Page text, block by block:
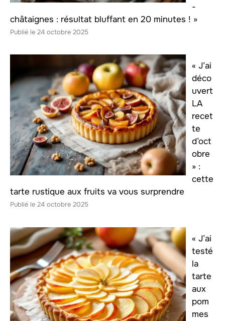
-
châtaignes : résultat bluffant en 20 minutes ! »
24 octobre 2025
« J’ai
déco
uvert
LA
recet
te
d’oct
obre
» :
cette
tarte rustique aux fruits va vous surprendre
24 octobre 2025
« J’ai
testé
la
tarte
aux
pom
mes